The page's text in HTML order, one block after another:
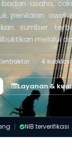
usaha,
penilaian
sumber
melalui
4
Layanan &
| NIB terverifikasi